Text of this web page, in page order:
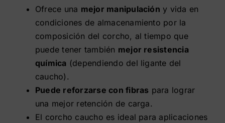
Noticias
Contacto
Ofrece una mejor manipulación y vida en
condiciones de almacenamiento por la
composición del corcho, al tiempo que
puede tener también mejor resistencia
química (dependiendo del ligante del
caucho).
Puede reforzarse con fibras para lograr
una mejor retención de carga.
El corcho caucho es ideal para aplicaciones